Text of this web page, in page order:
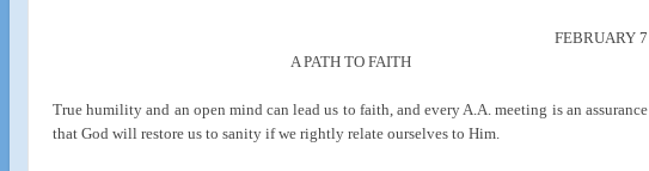
FEBRUARY 7
A PATH TO FAITH
True humility and an open mind can lead us to faith, and every A.A. meeting is an assurance
that God will restore us to sanity if we rightly relate ourselves to Him.